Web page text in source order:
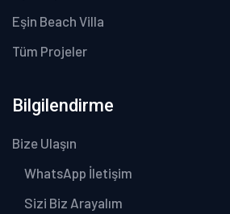
Eşin Beach Villa
Tüm Projeler
Bilgilendirme
Bize Ulaşın
WhatsApp İletişim
Sizi Biz Arayalım